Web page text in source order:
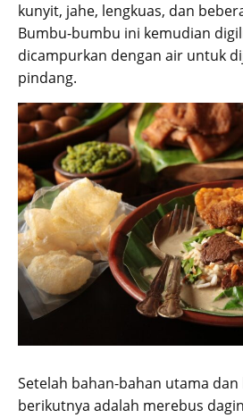
kunyit, jahe, lengkuas, dan
Bumbu-bumbu ini kemudian
dicampurkan dengan air untuk
pindang.
Setelah bahan-bahan utama
berikutnya adalah merebus